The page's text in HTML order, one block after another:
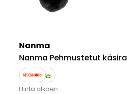
Nanma
Nanma Pehmustetut käsiraudat
Hinta alkaen